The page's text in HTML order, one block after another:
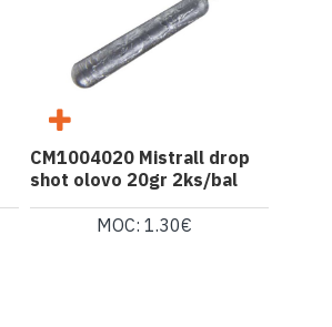
CM1004020 Mistrall drop
shot olovo 20gr 2ks/bal
MOC: 1.30€